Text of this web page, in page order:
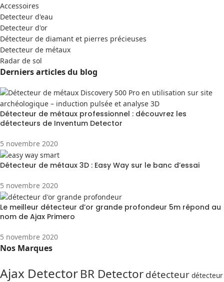
Accessoires
Detecteur d'eau
Detecteur d'or
Détecteur de diamant et pierres précieuses
Detecteur de métaux
Radar de sol
Derniers articles du blog
Détecteur de métaux professionnel : découvrez les
détecteurs de Inventum Detector
5 novembre 2020
Détecteur de métaux 3D : Easy Way sur le banc d’essai
5 novembre 2020
Le meilleur détecteur d’or grande profondeur 5m répond au
nom de Ajax Primero
5 novembre 2020
Nos Marques
Ajax DetectorBR Detectordétecteur détecteur